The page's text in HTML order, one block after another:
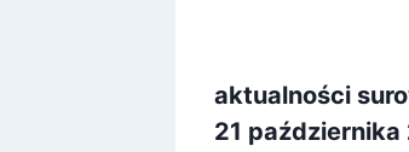
aktualności
21 października